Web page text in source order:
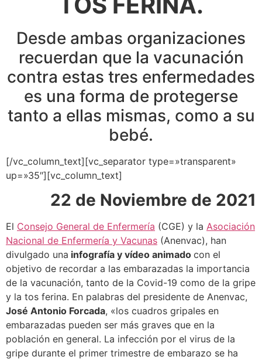
Desde ambas organizaciones
recuerdan que la vacunación
contra estas tres enfermedades
es una forma de protegerse
tanto a ellas mismas, como a su
bebé.
[/vc_column_text][vc_separator type=»transparent»
up=»35″][vc_column_text]
22 de Noviembre de 2021
El Consejo General de Enfermería (CGE) y la Asociación
Nacional de Enfermería y Vacunas (Anenvac), han
divulgado una infografía y vídeo animado con el
objetivo de recordar a las embarazadas la importancia
de la vacunación, tanto de la Covid-19 como de la gripe
y la tos ferina. En palabras del presidente de Anenvac,
José Antonio Forcada, «los cuadros gripales en
embarazadas pueden ser más graves que en la
población en general. La infección por el virus de la
gripe durante el primer trimestre de embarazo se ha